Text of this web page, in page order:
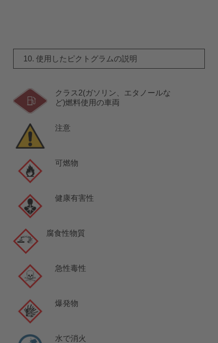
10. 使用したピクトグラムの説明
クラス2(ガソリン、エタノールな
ど)燃料使用の車両
注意
可燃物
健康有害性
腐食性物質
急性毒性
爆発物
水で消火